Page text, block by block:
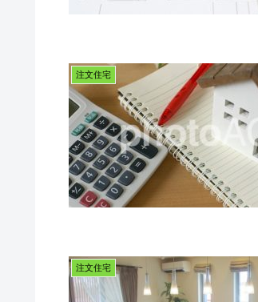
注文住宅
注文住宅